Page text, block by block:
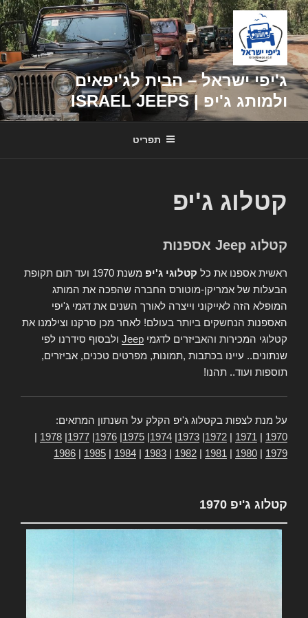
דילוג
לתוכן
ג'יפי ישראל – הבית לג'יפאים
ולמותג ג'יפ | ISRAEL JEEPS
תפריט
קטלוג ג'יפ
קטלוג Jeep אספנות
ראשית אספנו את כל קטלוגי ג'יפ
משנת 1970 ועד תום תקופת
הבעלות של אמריקן-מוטורס החברה שהפכה את המותג
המופלא הזה לאייקוני וייצרה לאורך השנים את דגמי ג'יפי
האספנות הנחשקים ביותר בעולם! לאחר מכן סרקנו וצילמנו את
קטלוגי המכירות והאביזרים לדגמי Jeep ולבסוף סידרנו לפי
שנתונים.. עיינו בכתבות ,תמונות, מפרטים טכנים, אביזרים,
תוספות ועוד.. תהנו!
על מנת לצפות בקטלוג ג'יפ הקלק על השנתון המתאים:
1970
1971
1972
1973
1974
1975
1976
1977
1978
1979
1980
1981
1982
1983
1984
1985
1986
קטלוג ג'יפ 1970